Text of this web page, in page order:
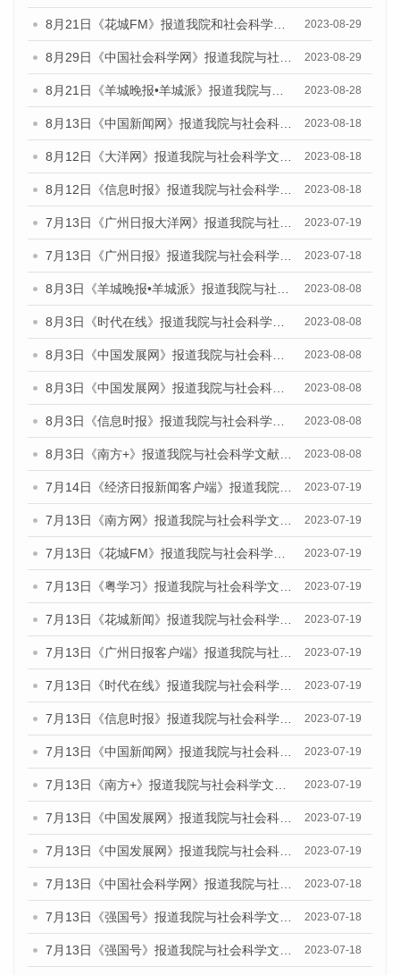
8月21日《花城FM》报道我院和社会科学文献出版社联合发布《广州数字经济发展报告（2023）》蓝皮书的媒体文章 2023-08-29
8月29日《中国社会科学网》报道我院与社会科学文献出版社联合发布《广州蓝皮书：广州文化产业发展报告（2022）》的媒体文章 2023-08-29
8月21日《羊城晚报•羊城派》报道我院与社会科学文献出版社联合发布《广州蓝皮书：广州数字经济发展报告（2023）》的媒体文章 2023-08-28
8月13日《中国新闻网》报道我院与社会科学文献出版社联合发布的《广州蓝皮书：广州社会发展报告（2023）》媒体文章 2023-08-18
8月12日《大洋网》报道我院与社会科学文献出版社联合发布的《广州蓝皮书：广州社会发展报告（2023）》媒体文章 2023-08-18
8月12日《信息时报》报道我院与社会科学文献出版社联合发布的《广州蓝皮书：广州社会发展报告（2023）》媒体文章 2023-08-18
7月13日《广州日报大洋网》报道我院与社会科学文献出版社联合发布了《广州蓝皮书：广州城乡融合发展报告（2023）》的视频采访 2023-07-19
7月13日《广州日报》报道我院与社会科学文献出版社联合发布了《广州蓝皮书：广州城乡融合发展报告（2023）》的视频采访 2023-07-18
8月3日《羊城晚报•羊城派》报道我院与社会科学文献出版社联合发布的《广州蓝皮书：广州城市国际化发展报告（2023）——中国式现代化与城市国际化》媒体文章 2023-08-08
8月3日《时代在线》报道我院与社会科学文献出版社联合发布的《广州蓝皮书：广州城市国际化发展报告（2023）——中国式现代化与城市国际化》媒体文章 2023-08-08
8月3日《中国发展网》报道我院与社会科学文献出版社联合发布的《广州蓝皮书：广州城市国际化发展报告（2023）——中国式现代化与城市国际化》媒体文章 2023-08-08
8月3日《中国发展网》报道我院与社会科学文献出版社联合发布的《广州蓝皮书：广州城市国际化发展报告（2023）——中国式现代化与城市国际化》媒体文章 2023-08-08
8月3日《信息时报》报道我院与社会科学文献出版社联合发布的《广州蓝皮书：广州城市国际化发展报告（2023）——中国式现代化与城市国际化》媒体文章 2023-08-08
8月3日《南方+》报道我院与社会科学文献出版社联合发布的《广州蓝皮书：广州城市国际化发展报告（2023）——中国式现代化与城市国际化》媒体文章 2023-08-08
7月14日《经济日报新闻客户端》报道我院与社会科学文献出版社联合发布的《广州蓝皮书：广州经济发展报告（2023）》的媒体文章 2023-07-19
7月13日《南方网》报道我院与社会科学文献出版社联合发布了《广州蓝皮书：广州城乡融合发展报告（2023）》的媒体文章 2023-07-19
7月13日《花城FM》报道我院与社会科学文献出版社联合发布了《广州蓝皮书：广州城乡融合发展报告（2023）》的媒体文章 2023-07-19
7月13日《粤学习》报道我院与社会科学文献出版社联合发布的《广州蓝皮书：广州城乡融合发展报告（2023）》媒体文章 2023-07-19
7月13日《花城新闻》报道我院与社会科学文献出版社联合发布了《广州蓝皮书：广州城乡融合发展报告（2023）》的媒体文章 2023-07-19
7月13日《广州日报客户端》报道我院与社会科学文献出版社联合发布了《广州蓝皮书：广州城乡融合发展报告（2023）》的媒体文章 2023-07-19
7月13日《时代在线》报道我院与社会科学文献出版社联合发布了《广州蓝皮书：广州城乡融合发展报告（2023）》的媒体文章 2023-07-19
7月13日《信息时报》报道我院与社会科学文献出版社联合发布了《广州蓝皮书：广州城乡融合发展报告（2023）》的媒体文章 2023-07-19
7月13日《中国新闻网》报道我院与社会科学文献出版社联合发布了《广州蓝皮书：广州城乡融合发展报告（2023）》的媒体文章 2023-07-19
7月13日《南方+》报道我院与社会科学文献出版社联合发布了《广州蓝皮书：广州城乡融合发展报告（2023）》的媒体文章 2023-07-19
7月13日《中国发展网》报道我院与社会科学文献出版社联合发布了《广州蓝皮书：广州城乡融合发展报告（2023）》的媒体文章 2023-07-19
7月13日《中国发展网》报道我院与社会科学文献出版社联合发布了《广州蓝皮书：广州城乡融合发展报告（2023）》的媒体文章 2023-07-19
7月13日《中国社会科学网》报道我院与社会科学文献出版社联合发布了《广州蓝皮书：广州城乡融合发展报告（2023）》的媒体文章 2023-07-18
7月13日《强国号》报道我院与社会科学文献出版社联合发布了《广州蓝皮书：广州城乡融合发展报告（2023）》的媒体文章 2023-07-18
7月13日《强国号》报道我院与社会科学文献出版社联合发布了《广州蓝皮书：广州城乡融合发展报告（2023）》的媒体文章 2023-07-18